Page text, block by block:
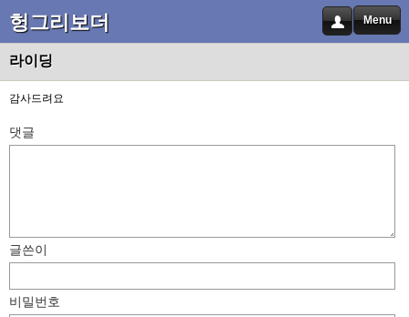
헝그리보더 Menu
라이딩
감사드려요
댓글
글쓴이
비밀번호